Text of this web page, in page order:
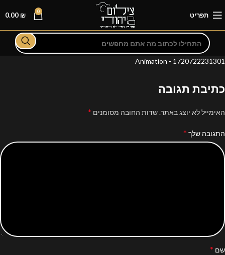
תפריט 0
0.00 ₪
Animation - 1720722231301
כתיבת תגובה
האימייל לא יוצג באתר.שדות החובה מסומנים *
התגובה שלך *
שם *